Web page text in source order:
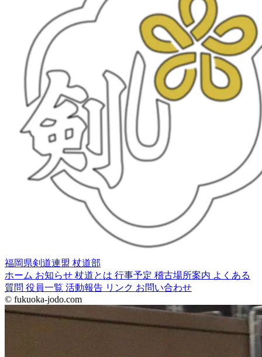
福岡県剣道連盟 杖道部
ホーム お知らせ 杖道とは 行事予定 稽古場所案内 よくある
質問 役員一覧 活動報告 リンク お問い合わせ
© fukuoka-jodo.com